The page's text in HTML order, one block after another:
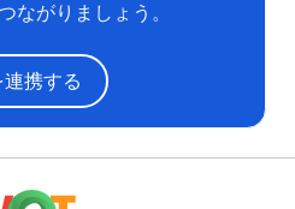
ながりましょう。
携する